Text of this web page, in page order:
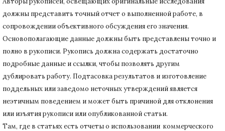
должны представить точный отчет о выполненной работе, в
сопровождении объективного обсуждения его значения.
Основополагающие данные должны быть представлены точно и
полно в рукописи. Рукопись должна содержать достаточно
подробные данные и ссылки, чтобы позволять другим
дублировать работу. Подтасовка результатов и изготовление
поддельных или заведомо неточных утверждений является
неэтичным поведением и может быть причиной для отклонения
или изъятия рукописи или опубликованной статьи.
Там, где в статьях есть отчеты о использовании коммерческого